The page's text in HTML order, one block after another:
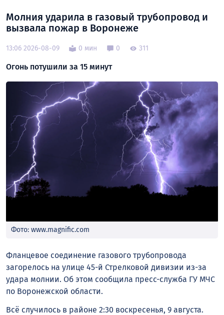
Молния ударила в газовый трубопровод и
вызвала пожар в Воронеже
13:06 2026-08-09 0 мин 0 311
Огонь потушили за 15 минут
Фото: www.magnific.com
Фланцевое соединение газового трубопровода
загорелось на улице 45-й Стрелковой дивизии из-за
удара молнии. Об этом сообщила пресс-служба ГУ МЧС
по Воронежской области.
Всё случилось в районе 2:30 воскресенья, 9 августа.